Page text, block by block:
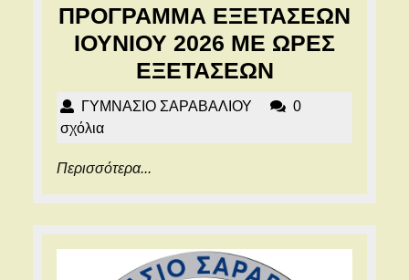
Μαΐου
ΠΡΟΓΡΑΜΜΑ ΕΞΕΤΑΣΕΩΝ
ΙΟΥΝΙΟΥ 2026 ΜΕ ΩΡΕΣ
ΕΞΕΤΑΣΕΩΝ
2026
ΩΡΕΣ
ΓΥΜΝΑΣΙΟ ΣΑΡΑΒΑΛΙΟΥ ΓΥΜΝΑΣΙΟ
0
σχόλια
Περισσότερα...